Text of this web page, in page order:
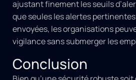
ajustant finement les seuils
que seules les alertes
envoyées, les organisations
vigilance sans submerger les
Conclusion